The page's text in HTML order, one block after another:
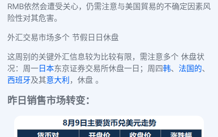
RMB依然会遭受关心，仍需注意与美国貿易的不确定因素风
险性对其危害。
外汇交易市场多个 节假日日休盘
这周别的关键外汇信息较为比较有限，需注意多个 休盘状
况：周一日本东京证券交易所休盘一日；周四韩、 法国的、
西班牙及其意大利 ，休盘 。
昨日销售市场转变：